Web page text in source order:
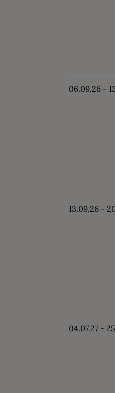
06.09.26 -
13.09.26 -
04.07.27 -